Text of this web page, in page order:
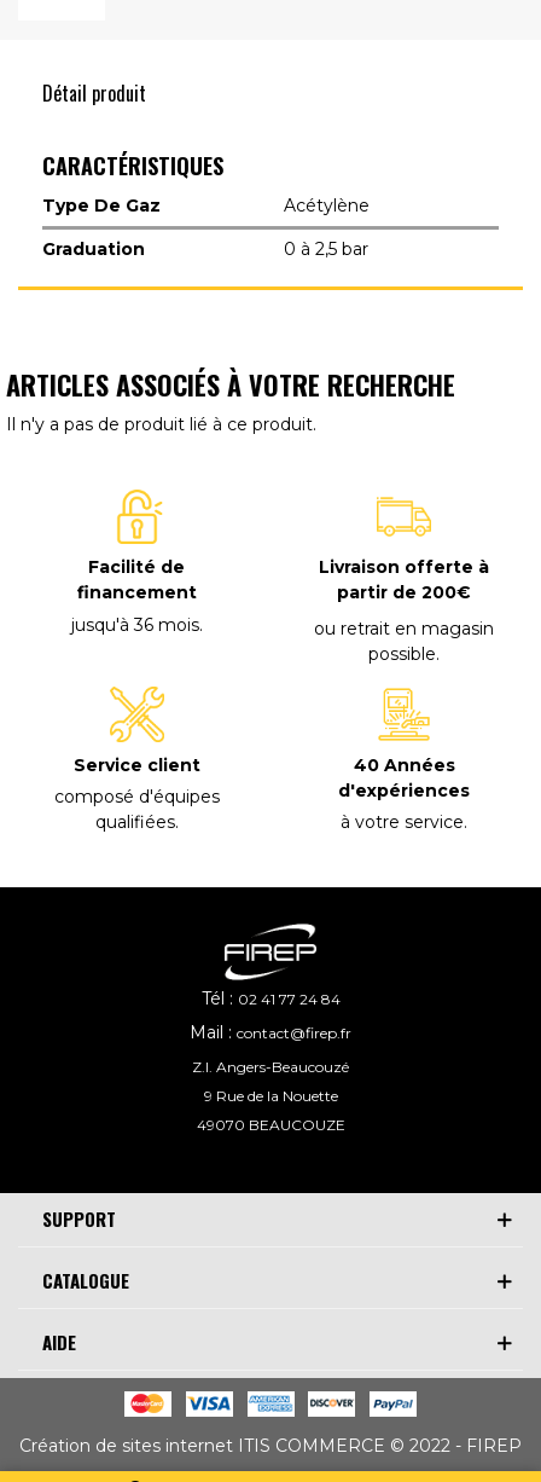
Détail produit
CARACTÉRISTIQUES
Type De Gaz
Acétylène
Graduation
0 à 2,5 bar
ARTICLES ASSOCIÉS À VOTRE RECHERCHE
Il n'y a pas de produit lié à ce produit.
Facilité de
financement
jusqu'à 36 mois.
Livraison offerte à
partir de 200€
ou retrait en magasin
possible.
Service client
composé d'équipes
qualifiées.
40 Années
d'expériences
à votre service.
AIDE
CATALOGUE
SUPPORT
Tél : 02 41 77 24 84
Mail : contact@firep.fr
Z.I. Angers-Beaucouzé
9 Rue de la Nouette
49070 BEAUCOUZE
Création de sites internet ITIS COMMERCE © 2022 - FIREP